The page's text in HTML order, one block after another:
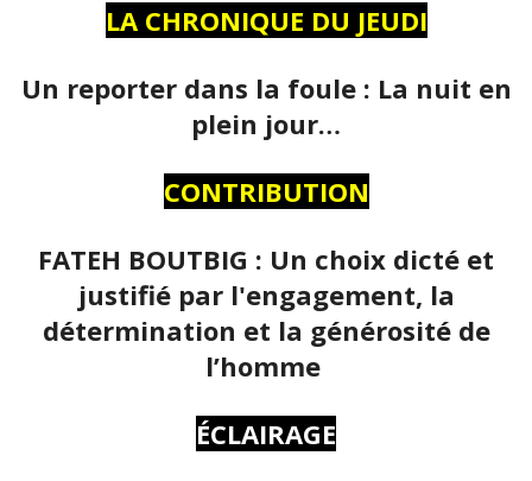
LA CHRONIQUE DU JEUDI
Un reporter dans la foule : La nuit en
plein jour…
CONTRIBUTION
FATEH BOUTBIG : Un choix dicté et
justifié par l'engagement, la
détermination et la générosité de
l’homme
ÉCLAIRAGE